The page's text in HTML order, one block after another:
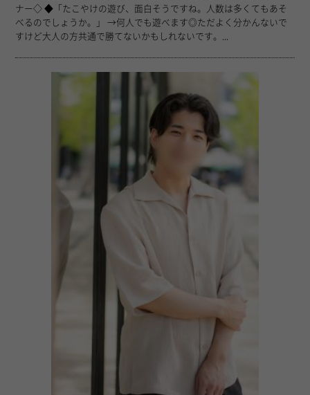
ナー◇ ◆「たこやけの遊び、面白そうですね。人数は多くてもあそ
べるのでしょうか。」 →何人でも遊べます◎ただよく分かんないで
すけど大人の方共通で勝てないかもしれないです。...